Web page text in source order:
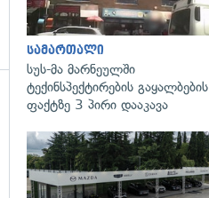
გადახედვა
სამართალი
სუს-მა მარნეულში
ტექინსპექტირების გაყალბების
ფაქტზე 3 პირი დააკავა